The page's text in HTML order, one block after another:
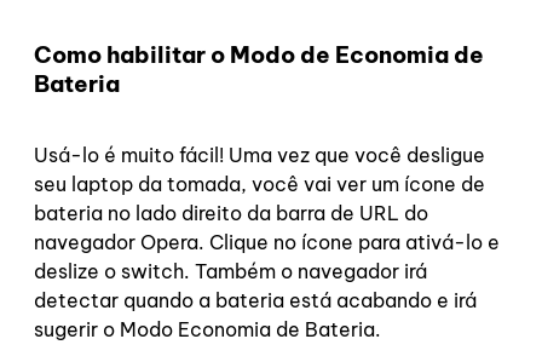
Como habilitar o Modo de Economia de
Bateria
Usá-lo é muito fácil! Uma vez que você desligue
seu laptop da tomada, você vai ver um ícone de
bateria no lado direito da barra de URL do
navegador Opera. Clique no ícone para ativá-lo e
deslize o switch. Também o navegador irá
detectar quando a bateria está acabando e irá
sugerir o Modo Economia de Bateria.